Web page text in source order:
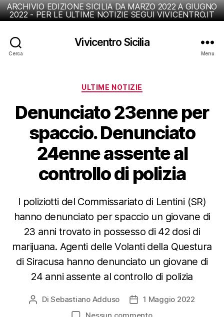
ARCHIVIO EDIZIONE SICILIA DA MARZO 2022 A GIUGNO
2022 - PER LE ULTIME NOTIZIE SEGUI VIVICENTRO.IT
Cerca
Vivicentro Sicilia
Menu
Categorie
ULTIME NOTIZIE
Denunciato 23enne per
spaccio. Denunciato
24enne assente al
controllo di polizia
I poliziotti del Commissariato di Lentini (SR)
hanno denunciato per spaccio un giovane di
23 anni trovato in possesso di 42 dosi di
marijuana. Agenti delle Volanti della Questura
di Siracusa hanno denunciato un giovane di
24 anni assente al controllo di polizia
Autore
DiSebastiano Adduso
Data1 Maggio 2022
Nessun commentosu